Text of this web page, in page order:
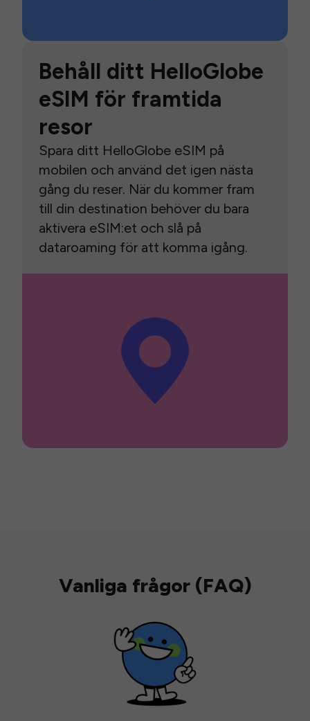
Behåll ditt HelloGlobe
eSIM för framtida
resor
Spara ditt HelloGlobe eSIM på
mobilen och använd det igen nästa
gång du reser. När du kommer fram
till din destination behöver du bara
aktivera eSIM:et och slå på
dataroaming för att komma igång.
Vanliga frågor (FAQ)